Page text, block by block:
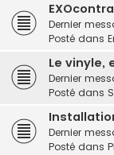
Dernier
Posté dans
Le vinyle,
Dernier
Posté dans
Dernier
Posté dans